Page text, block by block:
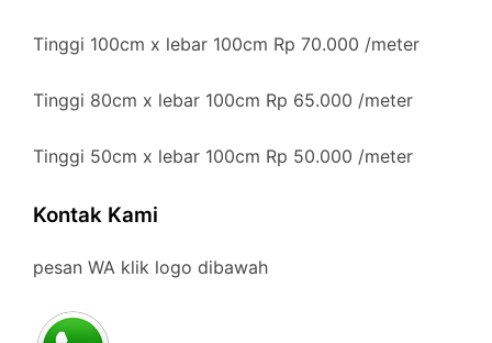
Tinggi 100cm x lebar 100cm Rp 70.000 /meter
Tinggi 80cm x lebar 100cm Rp 65.000 /meter
Tinggi 50cm x lebar 100cm Rp 50.000 /meter
Kontak Kami
pesan WA klik logo dibawah